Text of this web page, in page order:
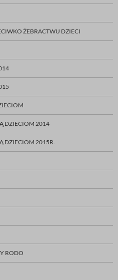
ŻEBRACTWU DZIECI
DZIECIOM 2014
DZIECIOM 2015R.
RODO